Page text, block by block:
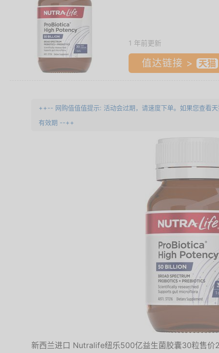
1 年前更新
值达链接 >
++-- 网购值值值提示: 活动会过期，请速度下单。如果您查看
有效期 --++
新西兰进口 Nutralife纽乐500亿益生菌胶囊30粒售价